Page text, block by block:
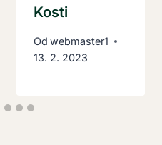
Kosti
Od webmaster1
13. 2. 2023